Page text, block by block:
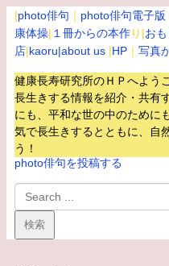
|photo俳句 ｜ photo俳句電子版
康体操| １冊からの本作り|お
店|kaoru|about us |HP ｜ 写真
健康長寿研究所のＨＰへよう
長生きする情報を紹介・共有
にも、平和な世の中のために
気で長生きするとともに、自
う！
photo俳句を投稿する